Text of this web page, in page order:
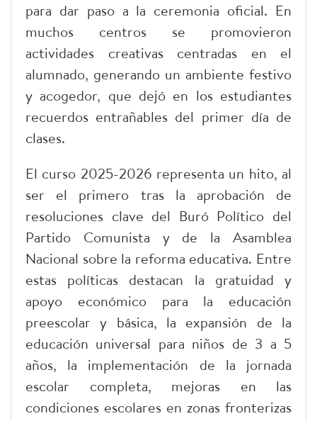
para dar paso a la ceremonia oficial. En
muchos centros se promovieron
actividades creativas centradas en el
alumnado, generando un ambiente festivo
y acogedor, que dejó en los estudiantes
recuerdos entrañables del primer día de
clases.
El curso 2025-2026 representa un hito, al
ser el primero tras la aprobación de
resoluciones clave del Buró Político del
Partido Comunista y de la Asamblea
Nacional sobre la reforma educativa. Entre
estas políticas destacan la gratuidad y
apoyo económico para la educación
preescolar y básica, la expansión de la
educación universal para niños de 3 a 5
años, la implementación de la jornada
escolar completa, mejoras en las
condiciones escolares en zonas fronterizas